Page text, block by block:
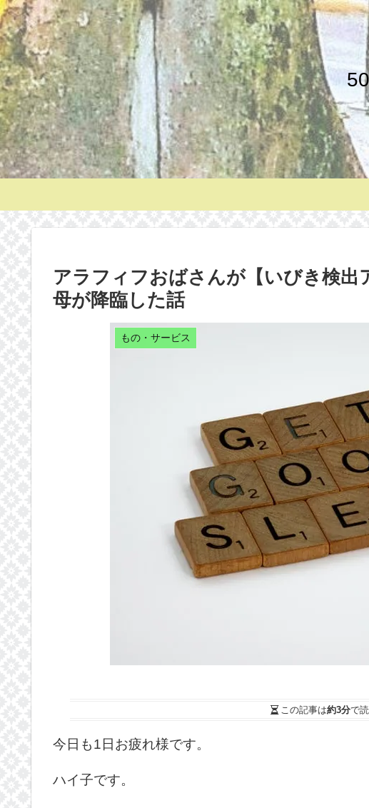
アラフィフおばさんが【いびき検出
母が降臨した話
もの・サービス
この記事は約3分で
今日も1日お疲れ様です。
ハイ子です。